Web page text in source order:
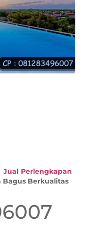
Jual Perlengkapan
Bagus Berkualitas